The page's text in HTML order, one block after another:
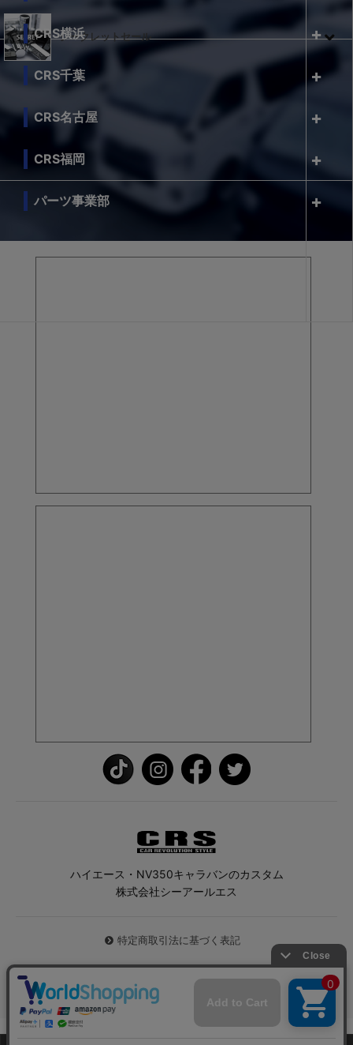
シークレットセール
CRS横浜
CRS千葉
CRS名古屋
CRS福岡
パーツ事業部
ハイエース・NV350キャラバンのカスタム
株式会社シーアールエス
特定商取引法に基づく表記
© 2026 ハイエース専門店CRS All Rights Reserved.